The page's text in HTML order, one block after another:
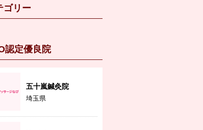
ゴリー
認定優良院
五十嵐鍼灸院
埼玉県